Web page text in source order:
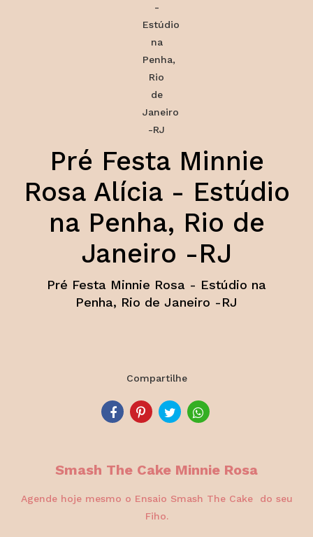
Pré Festa Minnie
Rosa Alícia - Estúdio
na Penha, Rio de
Janeiro -RJ
Pré Festa Minnie Rosa - Estúdio na
Penha, Rio de Janeiro -RJ
Compartilhe
Smash The Cake Minnie Rosa
Agende hoje mesmo o Ensaio Smash The Cake do seu
Fiho.